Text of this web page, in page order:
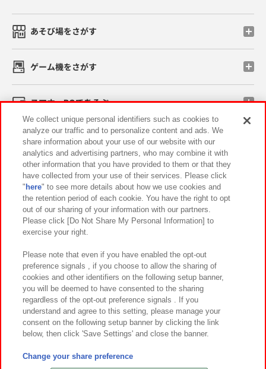
あそび場をさがす
ゲーム機をさがす
スマホ・PCであそぶ
イベント・キャンペーン
関連会社 サステナビリティ サイトポリシー
プライバシーポリシー ウェブアクセシビリティ方針と検証結果
お取引先さまとともに
カスタマーハラスメント対応方針 よくあるご質問・お問い合わせ
©Bandai Namco Amusement Inc.
©Bandai Namco Amusement Lab Inc.
We collect unique personal identifiers such as cookies to
analyze our traffic and to personalize content and ads. We
share information about your use of our website with our
analytics and advertising partners, who may combine it with
other information that you have provided to them or that they
have collected from your use of their services. Please click
" here" to see more details about how we use cookies and
the retention period of each cookie. You have the right to opt
out of our sharing of your information with our partners.
Please click [Do Not Share My Personal Information] to
exercise your right.
Please note that even if you have enabled the opt-out
preference signals , if you choose to allow the sharing of
cookies and other identifiers on the following setup banner,
you will be deemed to have consented to the sharing
regardless of the opt-out preference signals . If you
understand and agree to this setting, please manage your
consent on the following setup banner by clicking the link
below, then click 'Save Settings' and close the banner.
Change your share preference